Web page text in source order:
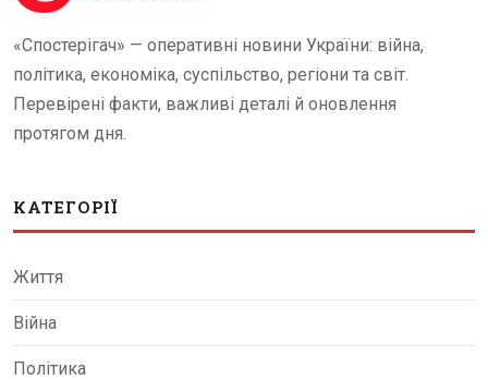
«Спостерігач» — оперативні новини України: війна,
політика, економіка, суспільство, регіони та світ.
Перевірені факти, важливі деталі й оновлення
протягом дня.
КАТЕГОРІЇ
Життя
Війна
Політика